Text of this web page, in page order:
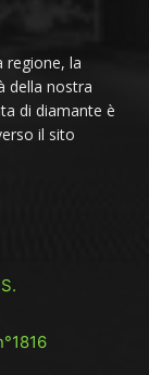
regione, la
della nostra
di diamante è
il sito